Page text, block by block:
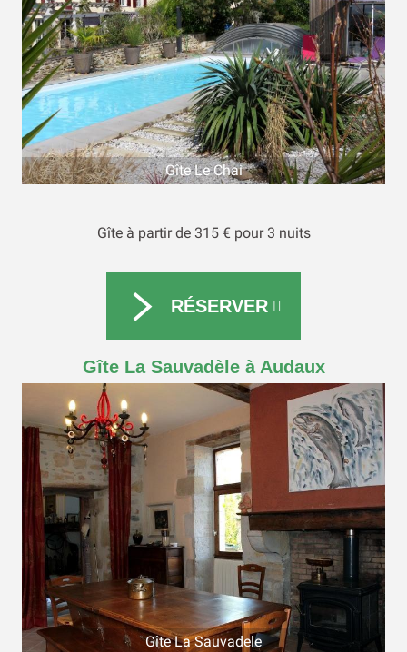
Gîte Le Chai
Gîte à partir de 315 € pour 3 nuits
RÉSERVER
Gîte La Sauvadèle à Audaux
Gîte La Sauvadele